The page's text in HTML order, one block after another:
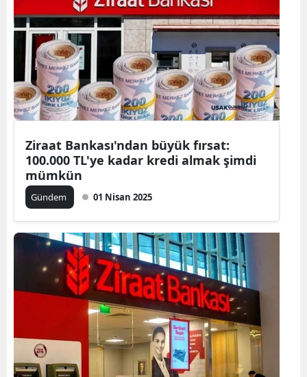
Ziraat Bankası'ndan büyük fırsat:
100.000 TL'ye kadar kredi almak şimdi
mümkün
Gündem 01 Nisan 2025